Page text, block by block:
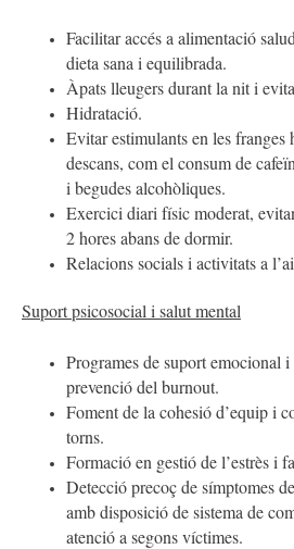
Facilitar accés a alimentació
dieta sana i equilibrada.
Àpats lleugers durant la nit i
Hidratació.
Evitar estimulants en les franges
descans, com el consum de
i begudes alcohòliques.
Exercici diari físic moderat,
2 hores abans de dormir.
Relacions socials i activitats a
Suport psicosocial i salut mental
Programes de suport emocional
prevenció del burnout.
Foment de la cohesió d’equip i
torns.
Formació en gestió de l’estrès i
Detecció precoç de símptomes
amb disposició de sistema de
atenció a segons víctimes.